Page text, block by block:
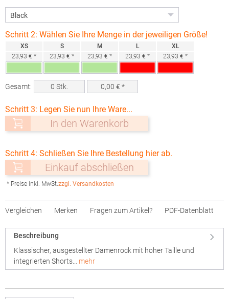
Schritt 2: Wählen Sie Ihre Menge in der jeweiligen Größe!
XS
23,93 € *
S
23,93 € *
M
23,93 € *
L
23,93 € *
XL
23,93 € *
Gesamt: 0 Stk. 0,00 € *
Schritt 3: Legen Sie nun Ihre Ware...
In den Warenkorb
Schritt 4: Schließen Sie Ihre Bestellung hier ab.
Einkauf abschließen
* Preise inkl. MwSt.zzgl. Versandkosten
Vergleichen Merken Fragen zum Artikel? PDF-Datenblatt
Beschreibung
Klassischer, ausgestellter Damenrock mit hoher Taille und
integrierten Shorts… mehr